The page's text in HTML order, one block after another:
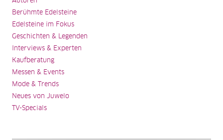
Berühmte Edelsteine
Edelsteine im Fokus
Geschichten & Legenden
Interviews & Experten
Kaufberatung
Messen & Events
Mode & Trends
Neues von Juwelo
TV-Specials